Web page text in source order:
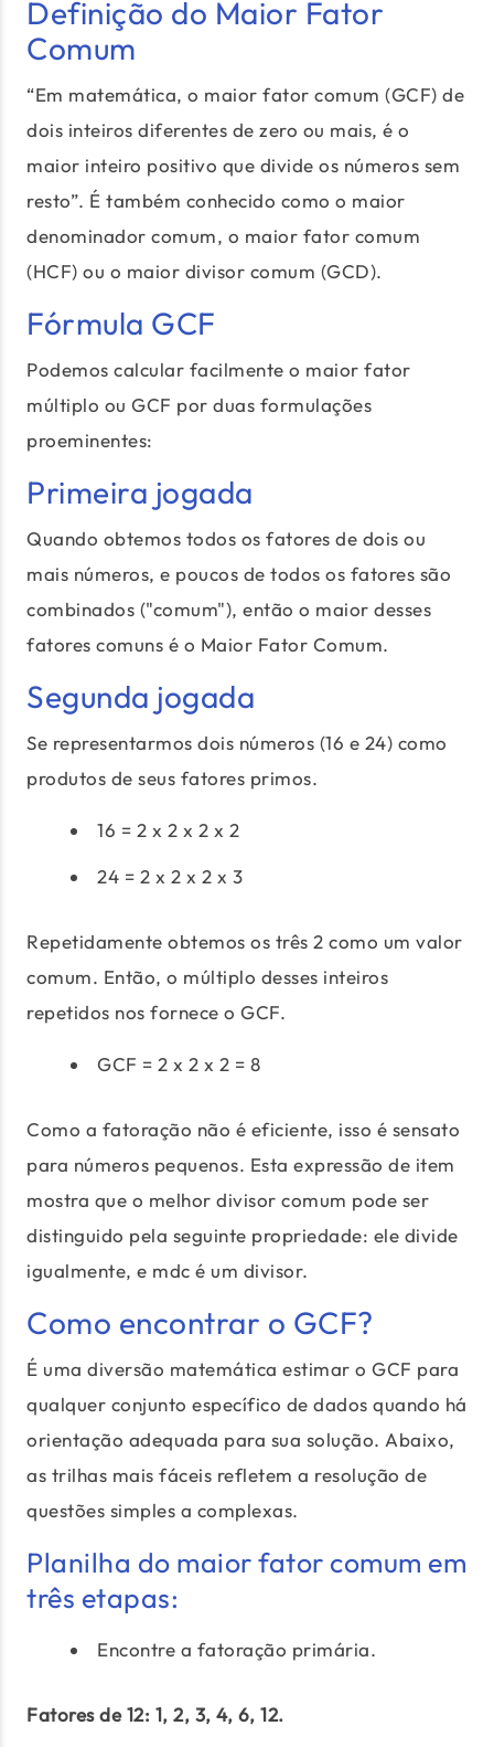
Definição do Maior Fator
Comum
“Em matemática, o maior fator comum (GCF) de
dois inteiros diferentes de zero ou mais, é o
maior inteiro positivo que divide os números sem
resto”. É também conhecido como o maior
denominador comum, o maior fator comum
(HCF) ou o maior divisor comum (GCD).
Fórmula GCF
Podemos calcular facilmente o maior fator
múltiplo ou GCF por duas formulações
proeminentes:
Primeira jogada
Quando obtemos todos os fatores de dois ou
mais números, e poucos de todos os fatores são
combinados ("comum"), então o maior desses
fatores comuns é o Maior Fator Comum.
Segunda jogada
Se representarmos dois números (16 e 24) como
produtos de seus fatores primos.
16 = 2 x 2 x 2 x 2
24 = 2 x 2 x 2 x 3
Repetidamente obtemos os três 2 como um valor
comum. Então, o múltiplo desses inteiros
repetidos nos fornece o GCF.
GCF = 2 x 2 x 2 = 8
Como a fatoração não é eficiente, isso é sensato
para números pequenos. Esta expressão de item
mostra que o melhor divisor comum pode ser
distinguido pela seguinte propriedade: ele divide
igualmente, e mdc é um divisor.
Como encontrar o GCF?
É uma diversão matemática estimar o GCF para
qualquer conjunto específico de dados quando há
orientação adequada para sua solução. Abaixo,
as trilhas mais fáceis refletem a resolução de
questões simples a complexas.
Planilha do maior fator comum em
três etapas:
Encontre a fatoração primária.
Fatores de 12: 1, 2, 3, 4, 6, 12.